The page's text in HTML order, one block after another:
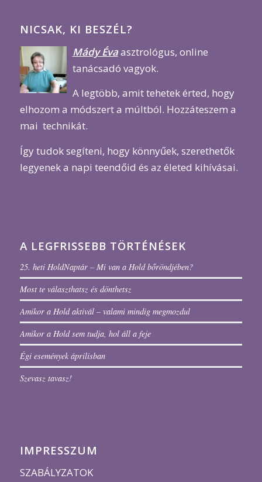
NICSAK, KI BESZÉL?
Mády Évaasztrológus, online
tanácsadó vagyok.
A legtöbb, amit tehetek érted, hogy
elhozom a módszert a múltból. Hozzáteszem a
mai technikát.
Így tudok segíteni, hogy könnyűek, szerethetők
legyenek a napi teendőid és az életed kihívásai.
A LEGFRISSEBB TÖRTÉNÉSEK
25. heti HoldNaptár – Mi van a Hold bőröndjében?
Most te választhatsz és dönthetsz
Amikor a Hold aktivál – valami mindig megmozdul
Amikor a Hold sem tudja, hol áll a feje
Égi események áprilisban
Szevasz tavasz!
IMPRESSZUM
SZABÁLYZATOK